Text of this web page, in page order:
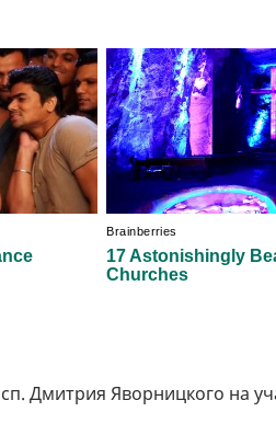
Дмитрия Яворницкого на